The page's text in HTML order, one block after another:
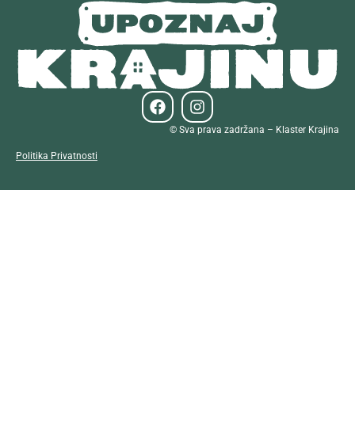
© Sva prava zadržana – Klaster Krajina
Politika Privatnosti